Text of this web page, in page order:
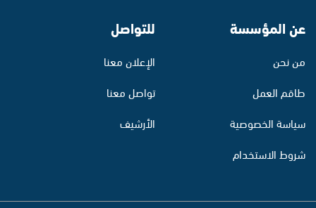
عن المؤسسة
من نحن
طاقم العمل
سياسة الخصوصية
شروط الاستخدام
للتواصل
الإعلان معنا
تواصل معنا
الأرشيف